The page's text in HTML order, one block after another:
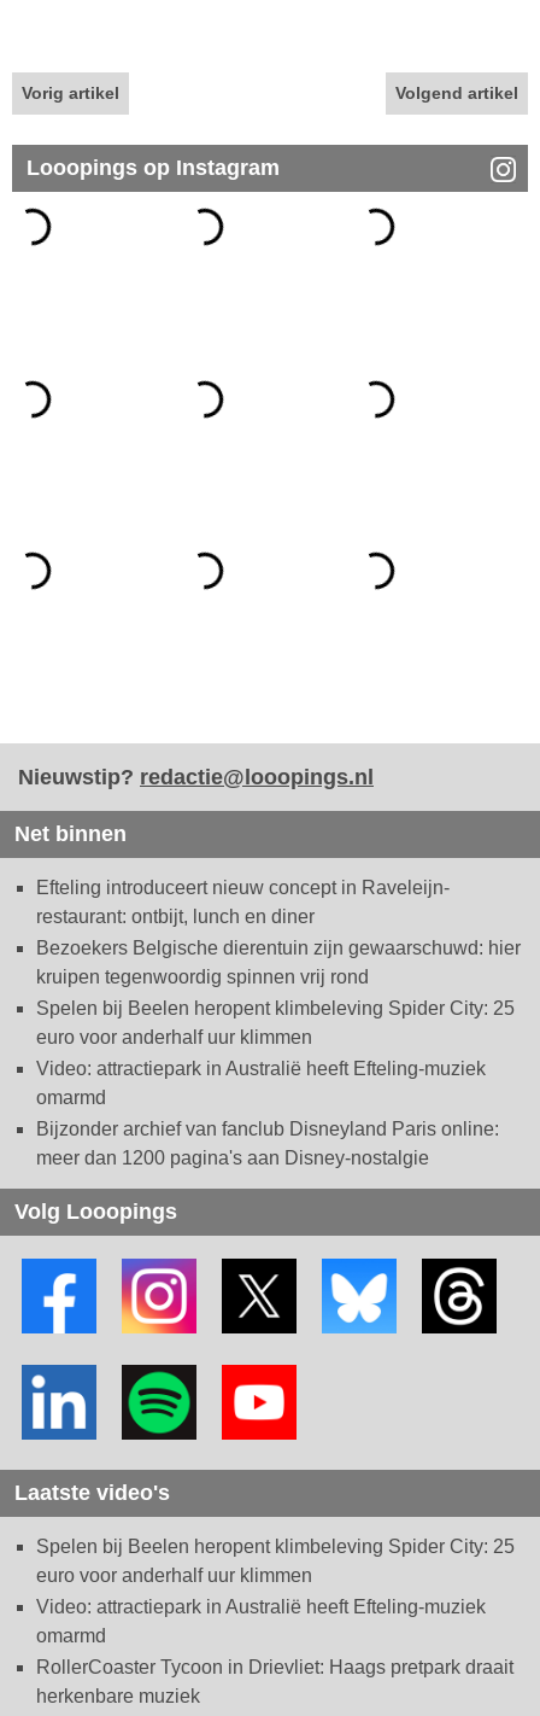
Vorig artikel Volgend artikel
Looopings op Instagram
Nieuwstip? redactie@looopings.nl
Net binnen
Efteling introduceert nieuw concept in Raveleijn-
restaurant: ontbijt, lunch en diner
Bezoekers Belgische dierentuin zijn gewaarschuwd: hier
kruipen tegenwoordig spinnen vrij rond
Spelen bij Beelen heropent klimbeleving Spider City: 25
euro voor anderhalf uur klimmen
Video: attractiepark in Australië heeft Efteling-muziek
omarmd
Bijzonder archief van fanclub Disneyland Paris online:
meer dan 1200 pagina's aan Disney-nostalgie
Volg Looopings
Laatste video's
Spelen bij Beelen heropent klimbeleving Spider City: 25
euro voor anderhalf uur klimmen
Video: attractiepark in Australië heeft Efteling-muziek
omarmd
RollerCoaster Tycoon in Drievliet: Haags pretpark draait
herkenbare muziek